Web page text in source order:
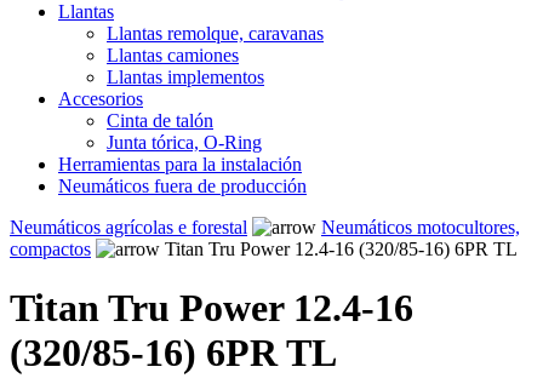
Llantas
Llantas remolque, caravanas
Llantas camiones
Llantas implementos
Accesorios
Cinta de talón
Junta tórica, O-Ring
Herramientas para la instalación
Neumáticos fuera de producción
Neumáticos agrícolas e forestal
Neumáticos motocultores,
compactos
Titan Tru Power 12.4-16 (320/85-16) 6PR TL
Titan Tru Power 12.4-16
(320/85-16) 6PR TL